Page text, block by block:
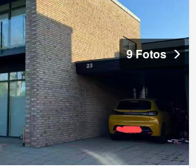
9 Fotos